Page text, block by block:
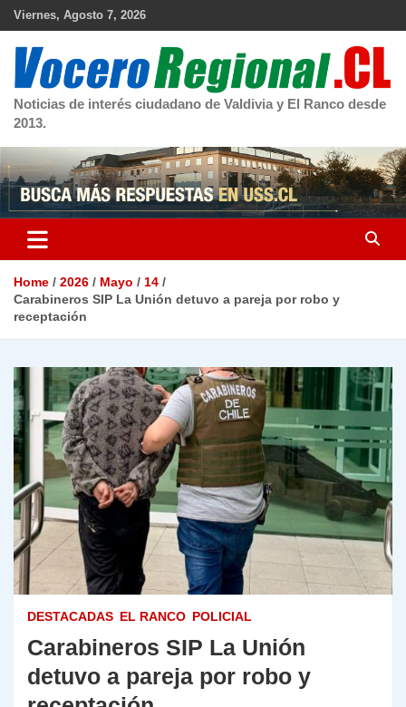
Skip
Viernes, Agosto 7, 2026
Noticias de interés ciudadano de Valdivia y El Ranco desde
2013.
Home 2026 Mayo
14
Carabineros SIP La Unión detuvo a pareja por robo y
receptación
DESTACADAS EL RANCO POLICIAL
Carabineros SIP La Unión
detuvo a pareja por robo y